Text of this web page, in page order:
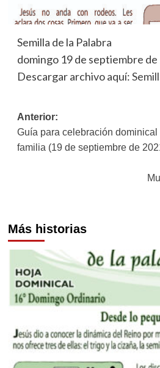
Semilla de la Palabra
domingo 19 de septiembre de
Descargar archivo aquí:
Navegación
de
entradas
Anterior:
Guía para celebración
familia (19 de septiembre de
Más historias